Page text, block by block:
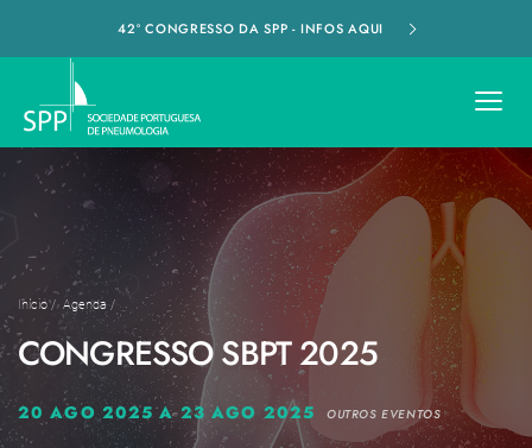
42º CONGRESSO DA SPP - INFOS AQUI
Início/ Agenda /
CONGRESSO SBPT 2025
20 AGO 2025 A 23 AGO 2025 OUTROS EVENTOS